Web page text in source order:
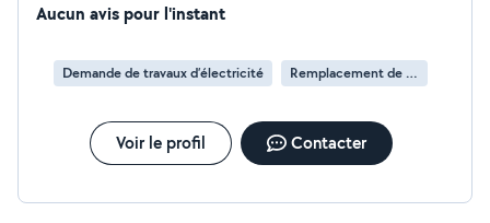
Aucun avis pour l'instant
Demande de travaux d’électricité Remplacement de disjoncteur
Voir le profil Contacter